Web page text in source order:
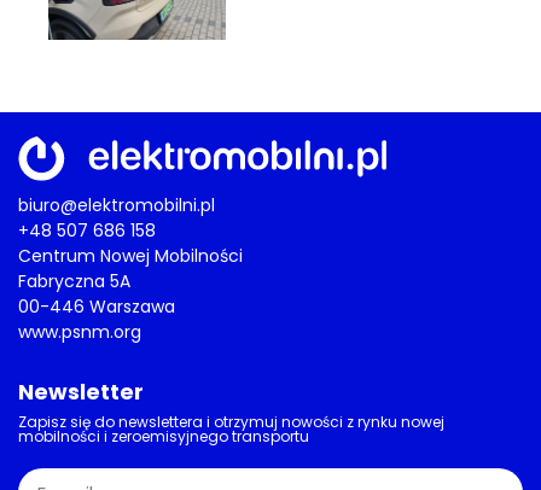
biuro@elektromobilni.pl
+48 507 686 158
Centrum Nowej Mobilności
Fabryczna 5A
00-446 Warszawa
www.psnm.org
Newsletter
Zapisz się do newslettera i otrzymuj nowości z rynku nowej
mobilności i zeroemisyjnego transportu